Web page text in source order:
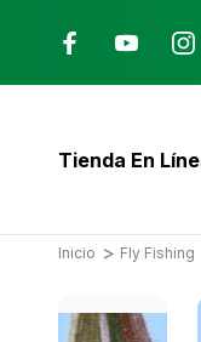
Costa Rica
Tienda En
Inicio Fly Fishing